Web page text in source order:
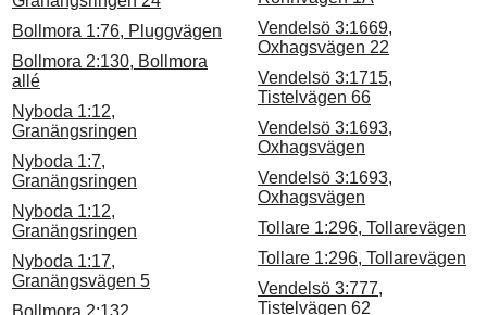
Bollmora 1:76, Pluggvägen
Bollmora 2:130, Bollmora
allé
Nyboda 1:12,
Granängsringen
Nyboda 1:7,
Granängsringen
Nyboda 1:12,
Granängsringen
Nyboda 1:17,
Granängsvägen 5
Vendelsö 3:1669,
Oxhagsvägen 22
Vendelsö 3:1715,
Tistelvägen 66
Vendelsö 3:1693,
Oxhagsvägen
Vendelsö 3:1693,
Oxhagsvägen
Tollare 1:296, Tollarevägen
Tollare 1:296, Tollarevägen
Vendelsö 3:777,
Tistelvägen 62